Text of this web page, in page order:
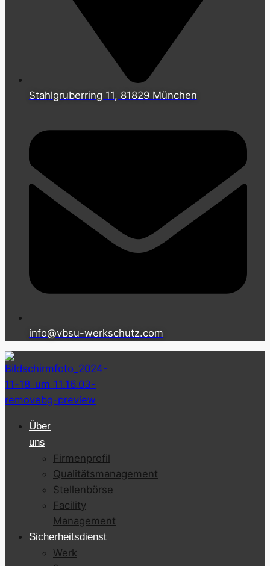
Stahlgruberring 11, 81829 München
info@vbsu-werkschutz.com
Über
uns
Firmenprofil
Qualitätsmanagement
Stellenbörse
Facility
Management
Sicherheitsdienst
Werk